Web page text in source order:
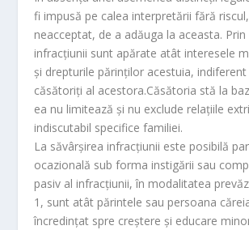
fi impusă pe calea interpretării fără
neacceptat, de a adăuga la aceasta.
infracţiunii sunt apărate atât interesele
şi drepturile părinţilor acestuia,
căsătoriţi al acestora.Căsătoria stă la
ea nu limitează şi nu exclude relaţiile
indiscutabil specifice familiei.
La săvârşirea infracţiunii este posibilă
ocazională sub forma instigării sau
pasiv al infracţiunii, în modalitatea
1, sunt atât părintele sau persoana
încredinţat spre creştere şi educare